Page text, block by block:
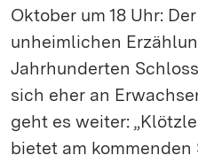
Oktober um 18 Uhr:
unheimlichen
Jahrhunderten
sich eher an
geht es weiter:
bietet am kommenden